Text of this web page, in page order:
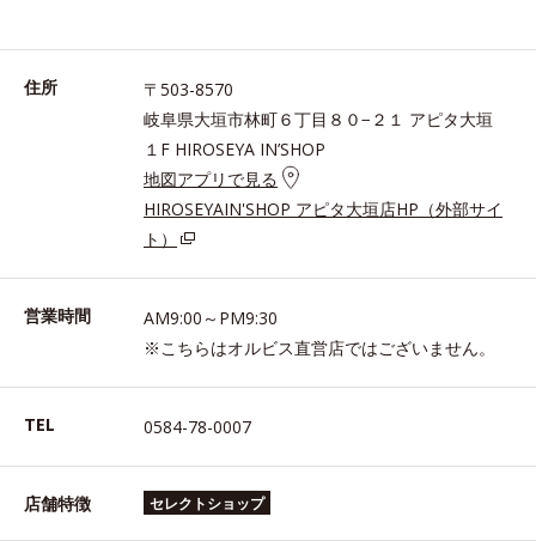
住所
〒503-8570
岐阜県大垣市林町６丁目８０−２１ アピタ大垣
１F HIROSEYA IN’SHOP
地図アプリで見る
HIROSEYAIN'SHOP アピタ大垣店HP（外部サイ
ト）
営業時間
AM9:00～PM9:30
※こちらはオルビス直営店ではございません。
TEL 0584-78-0007
店舗特徴 セレクトショップ